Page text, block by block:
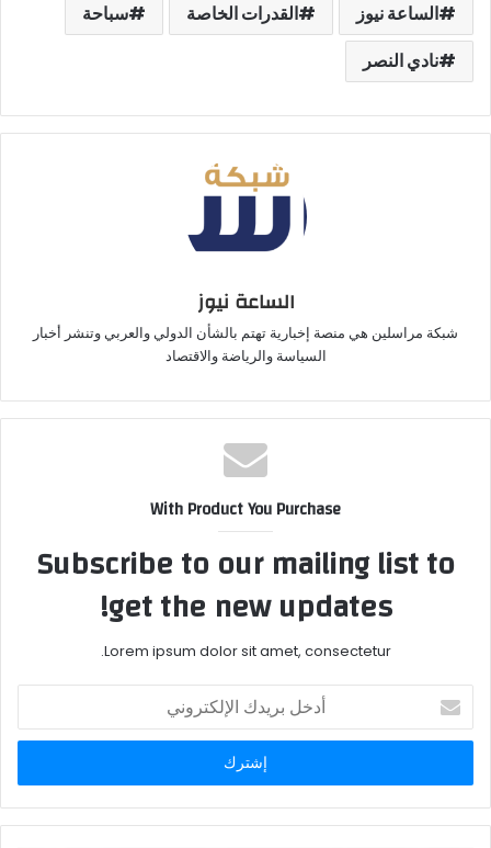
الساعة نيوز القدرات الخاصة
سباحة
نادي النصر
الساعة نيوز
شبكة مراسلين هي منصة إخبارية تهتم بالشأن الدولي والعربي وتنشر أخبار
السياسة والرياضة والاقتصاد
With Product You Purchase
Subscribe to our mailing list to
get the new updates!
Lorem ipsum dolor sit amet, consectetur.
أدخل
بريدك
الإلكتروني